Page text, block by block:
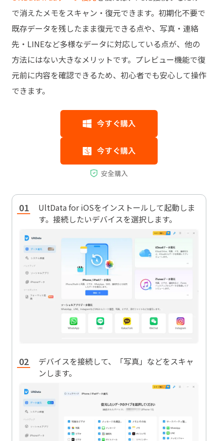
で消えたメモをスキャン・復元できます。初期化不要で
既存データを残したまま復元できる点や、写真・連絡
先・LINEなど多様なデータに対応している点が、他の
方法にはない大きなメリットです。プレビュー機能で復
元前に内容を確認できるため、初心者でも安心して操作
できます。
UltData for iOSをインストールして起動しま
す。接続したいデバイスを選択します。
デバイスを接続して、「写真」などをスキャ
ンします。